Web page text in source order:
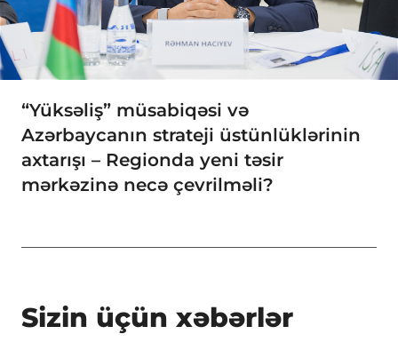
“Yüksəliş” müsabiqəsi və
Azərbaycanın strateji üstünlüklərinin
axtarışı – Regionda yeni təsir
mərkəzinə necə çevrilməli?
Sizin üçün xəbərlər